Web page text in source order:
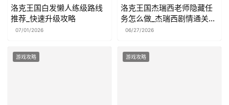
洛克王国白发懒人练级路线
推荐_快速升级攻略
07/01/2026
洛克王国杰瑞西老师隐藏任
务怎么做_杰瑞西剧情通关图
文详解
06/27/2026
游戏攻略 游戏攻略